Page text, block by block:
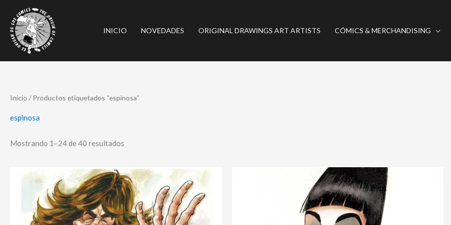
contenido
INICIO NOVEDADES ORIGINAL DRAWINGS ART ARTISTS CÓMICS & MERCHANDISING
Inicio / Productos etiquetados “espinosa”
espinosa
Mostrando 1–24 de 40 resultados
Ordenado
por